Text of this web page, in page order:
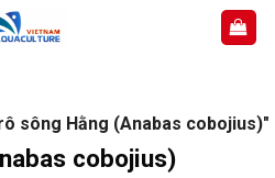
sông Hằng (Anabas cobojius)"
cobojius)